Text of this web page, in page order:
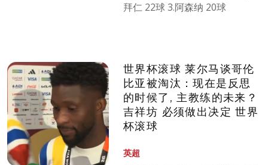
拜仁 22球 3.阿森纳 20球
世界杯滚球 莱尔马谈哥伦
比亚被淘汰：现在是反思
的时候了, 主教练的未来？
吉祥坊 必须做出决定 世界
杯滚球
英超